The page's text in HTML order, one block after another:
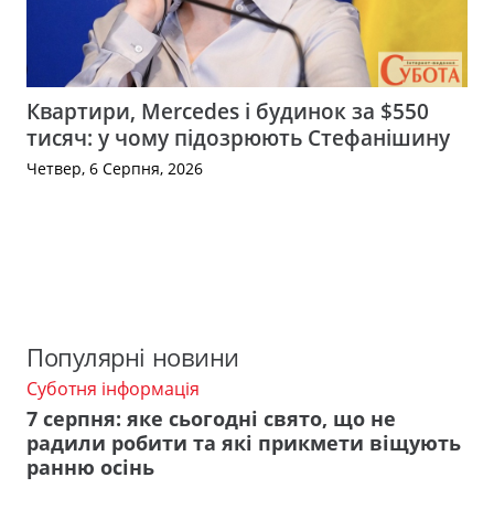
Квартири, Mercedes і будинок за $550
тисяч: у чому підозрюють Стефанішину
Четвер, 6 Серпня, 2026
Популярні новини
Суботня інформація
7 серпня: яке сьогодні свято, що не
радили робити та які прикмети віщують
ранню осінь